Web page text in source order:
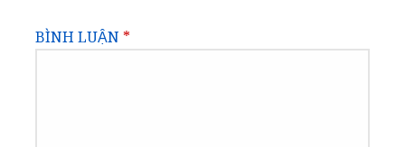
BÌNH LUẬN *